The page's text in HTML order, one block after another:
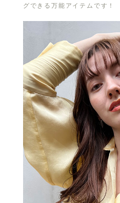
グできる万能アイテムです！